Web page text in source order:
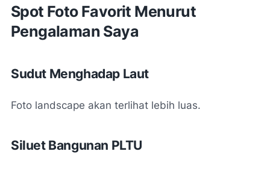
Spot Foto Favorit Menurut
Pengalaman Saya
Sudut Menghadap Laut
Foto landscape akan terlihat lebih luas.
Siluet Bangunan PLTU